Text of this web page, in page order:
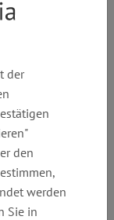
www.ra-
wschmid.de
der
den
werden
Sie in